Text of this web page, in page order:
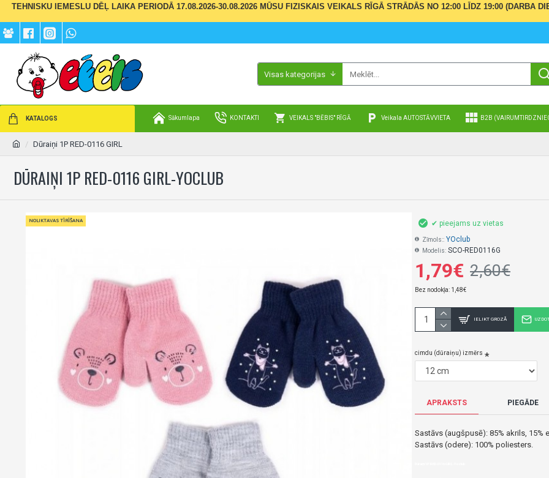
TEHNISKU IEMESLU DĒĻ LAIKA PERIODĀ 17.08.2026-30.08.2026 MŪSU FIZISKAIS VEIKALS RĪGĀ STRĀDĀS NO 12:00 LĪDZ 19:00 (DARBA
Visas kategorijas
KATALOGS Sākumlapa KONTAKTI VEIKALS "BĒBIS" RĪGĀ Veikala AUTOSTĀVVIETA B2B
Dūraiņi 1P RED-0116 GIRL
DŪRAIŅI 1P RED-0116 GIRL-YOCLUB
NOLIKTAVAS TĪRĪŠANA
1,79€ 2,60€
Bez nodokļa: 1,48€
✔ pieejams uz vietas
Zīmols:: YOclub
Modelis: SCO-RED0116G
cimdu (dūraiņu) izmērs
IELIKT GROZĀ
APRAKSTS PIEGĀDE
Sastāvs (augšpusē): 85% akrils, 15%
Sastāvs (odere): 100% poliesters.